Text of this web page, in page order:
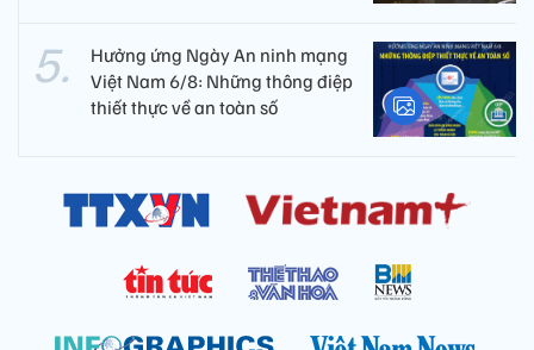
Hưởng ứng Ngày An ninh mạng
Việt Nam 6/8: Những thông điệp
thiết thực về an toàn số